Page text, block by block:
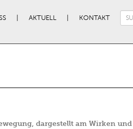
AKTUELL KONTAKT
dargestellt am Wirken und